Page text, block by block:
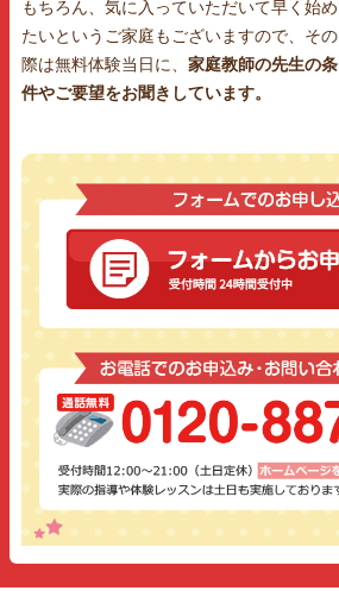
もちろん、気に入っていただいて早く始め
たいというご家庭もございますので、その
際は無料体験当日に、 家庭教師の先生の条
件やご要望をお聞きしています。